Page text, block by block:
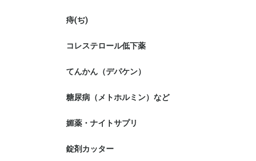
痔(ぢ)
コレステロール低下薬
てんかん（デパケン）
糖尿病（メトホルミン）など
媚薬・ナイトサプリ
錠剤カッター